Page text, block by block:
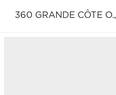
360 GRANDE CÔTE O.,